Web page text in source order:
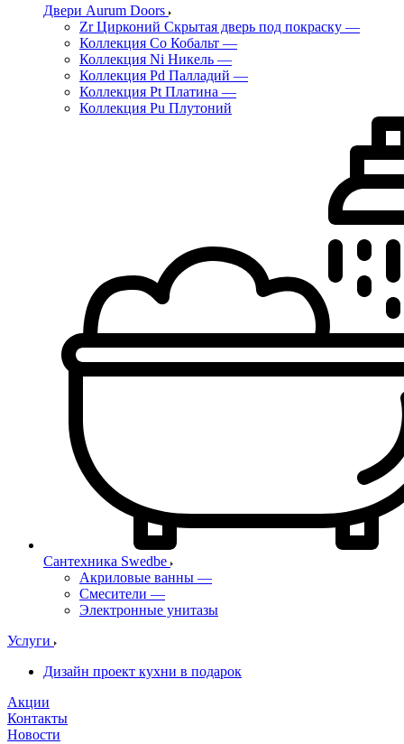
Двери Aurum Doors
Zr Цирконий Скрытая дверь под покраску —
Коллекция Co Кобальт —
Коллекция Ni Никель —
Коллекция Pd Палладий —
Коллекция Pt Платина —
Коллекция Pu Плутоний
Сантехника Swedbe
Акриловые ванны —
Смесители —
Электронные унитазы
Услуги
Дизайн проект кухни в подарок
Акции
Контакты
Новости